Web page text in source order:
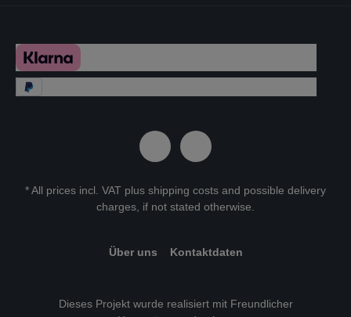
* All prices incl. VAT plus shipping costs and possible delivery
charges, if not stated otherwise.
Über uns Kontaktdaten
Dieses Projekt wurde realisiert mit Freundlicher